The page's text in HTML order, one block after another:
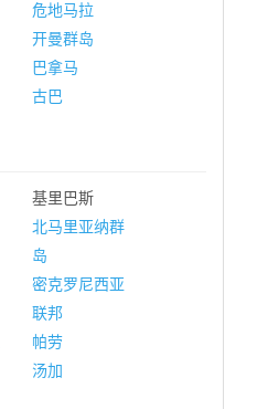
危地马拉
开曼群岛
巴拿马
古巴
基里巴斯
北马里亚纳群
岛
密克罗尼西亚
联邦
帕劳
汤加